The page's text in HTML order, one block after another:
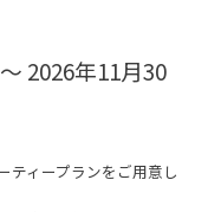
2026年11月30
ティープランをご用意し